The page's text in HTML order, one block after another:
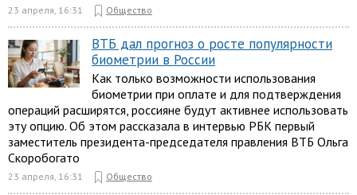
23 апреля, 16:31 Общество
ВТБ дал прогноз о росте популярности
биометрии в России
Как только возможности использования
биометрии при оплате и для подтверждения
операций расширятся, россияне будут активнее использовать
эту опцию. Об этом рассказала в интервью РБК первый
заместитель президента-председателя правления ВТБ Ольга
Скоробогато
23 апреля, 16:31 Общество